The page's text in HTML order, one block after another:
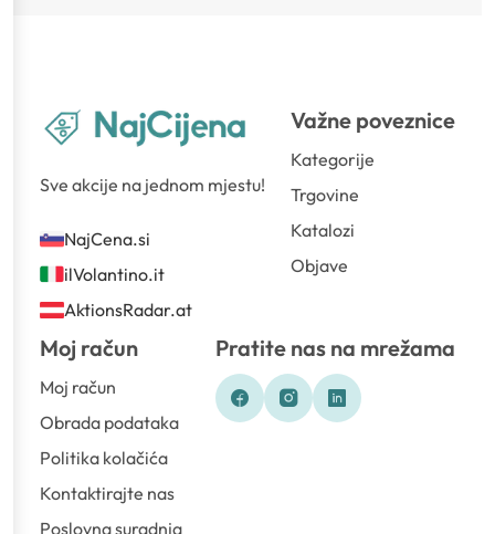
Sve akcije na jednom mjestu!
NajCena.si
ilVolantino.it
AktionsRadar.at
Važne poveznice
Kategorije
Trgovine
Katalozi
Objave
Moj račun
Moj račun
Obrada podataka
Politika kolačića
Kontaktirajte nas
Poslovna suradnja
Pratite nas na mrežama